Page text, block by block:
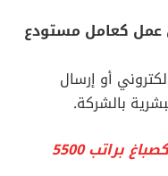
عمل كعامل مستودع
أو إرسال
بالشركة.
فرصة عمل في مصر كصباغ براتب 5500